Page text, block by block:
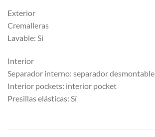
Exterior
Cremalleras
Lavable: Sí
Interior
Separador interno: separador desmontable
Interior pockets: interior pocket
Presillas elásticas: Sí